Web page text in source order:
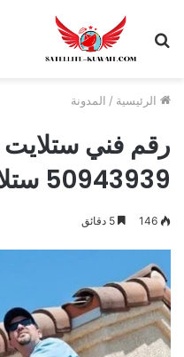
الرئيسية / المدونة
رقم فني ستلايت
50943939 ستلايت الفروانية
146